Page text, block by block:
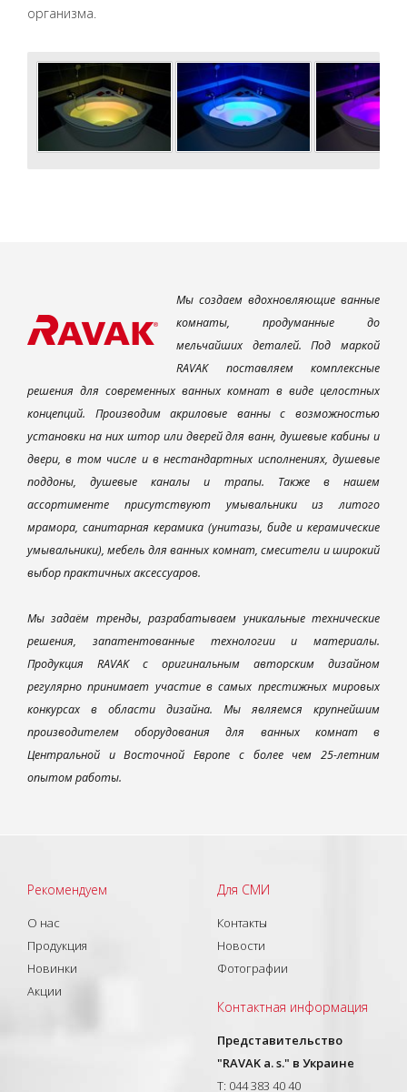
организма.
Мы создаем вдохновляющие ванные
комнаты, продуманные до
мельчайших деталей. Под маркой
RAVAK поставляем комплексные
решения для современных ванных комнат в виде целостных
концепций. Производим акриловые ванны с возможностью
установки на них штор или дверей для ванн, душевые кабины и
двери, в том числе и в нестандартных исполнениях, душевые
поддоны, душевые каналы и трапы. Также в нашем
ассортименте присутствуют умывальники из литого
мрамора, санитарная керамика (унитазы, биде и керамические
умывальники), мебель для ванных комнат, смесители и широкий
выбор практичных аксессуаров.
Мы задаём тренды, разрабатываем уникальные технические
решения, запатентованные технологии и материалы.
Продукция RAVAK с оригинальным авторским дизайном
регулярно принимает участие в самых престижных мировых
конкурсах в области дизайна. Мы являемся крупнейшим
производителем оборудования для ванных комнат в
Центральной и Восточной Европе с более чем 25-летним
опытом работы.
Рекомендуем
О нас
Продукция
Новинки
Акции
Для СМИ
Контакты
Новости
Фотографии
Контактная информация
Представительство
"RAVAK a. s." в Украине
T: 044 383 40 40